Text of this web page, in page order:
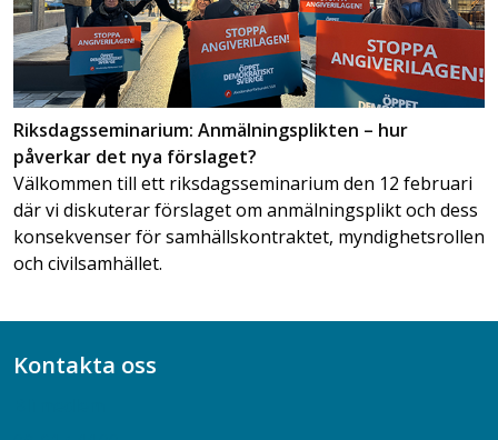
Riksdagsseminarium: Anmälningsplikten – hur
påverkar det nya förslaget?
Välkommen till ett riksdagsseminarium den 12 februari
där vi diskuterar förslaget om anmälningsplikt och dess
konsekvenser för samhällskontraktet, myndighetsrollen
och civilsamhället.
Kontakta oss